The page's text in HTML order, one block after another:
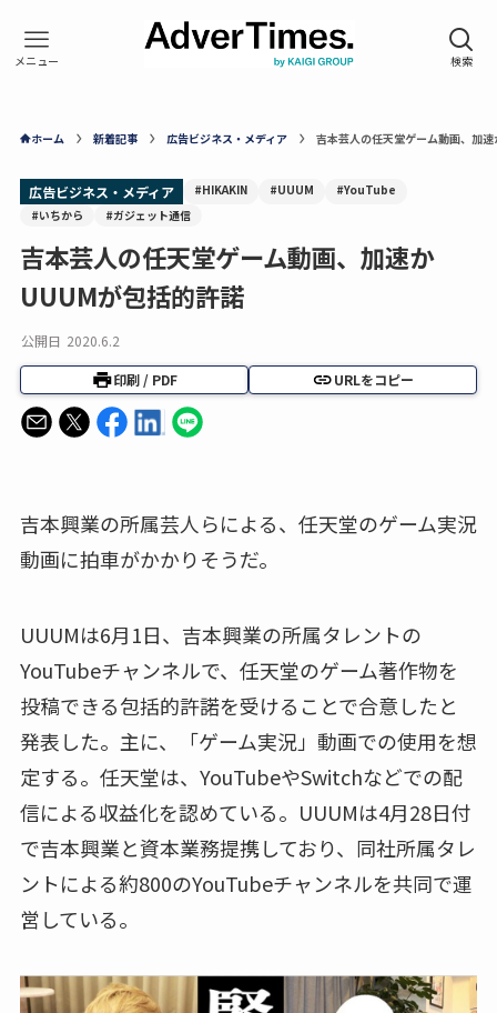
ホーム 新着記事 広告ビジネス・メディア 吉本芸人の任天堂ゲーム動画、加
広告ビジネス・メディア #HIKAKIN #UUUM
#YouTube
#いちから
#ガジェット通信
吉本芸人の任天堂ゲーム動画、加速か
UUUMが包括的許諾
公開日 2020.6.2
印刷 / PDF URLをコピー
吉本興業の所属芸人らによる、任天堂のゲーム実況
動画に拍車がかかりそうだ。
UUUMは6月1日、吉本興業の所属タレントの
YouTubeチャンネルで、任天堂のゲーム著作物を
投稿できる包括的許諾を受けることで合意したと
発表した。主に、「ゲーム実況」動画での使用を想
定する。任天堂は、YouTubeやSwitchなどでの配
信による収益化を認めている。UUUMは4月28日付
で吉本興業と資本業務提携しており、同社所属タレ
ントによる約800のYouTubeチャンネルを共同で運
営している。